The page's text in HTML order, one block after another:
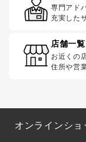
専門アド
充実した
店舗一覧
お近くの
住所や営
オンラインショ